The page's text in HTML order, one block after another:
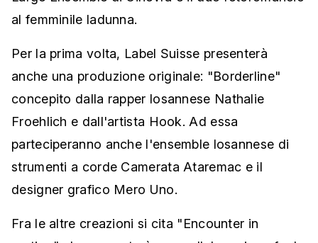
al femminile ladunna.
Per la prima volta, Label Suisse presenterà
anche una produzione originale: "Borderline"
concepito dalla rapper losannese Nathalie
Froehlich e dall'artista Hook. Ad essa
parteciperanno anche l'ensemble losannese di
strumenti a corde Camerata Ataremac e il
designer grafico Mero Uno.
Fra le altre creazioni si cita "Encounter in